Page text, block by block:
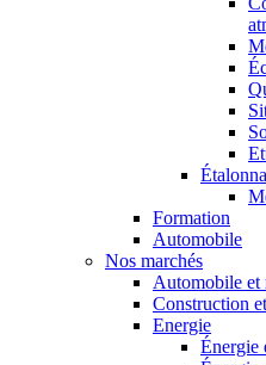
Formation
Automobile
Nos marchés
Automobile et
Construction
Energie
Énergie